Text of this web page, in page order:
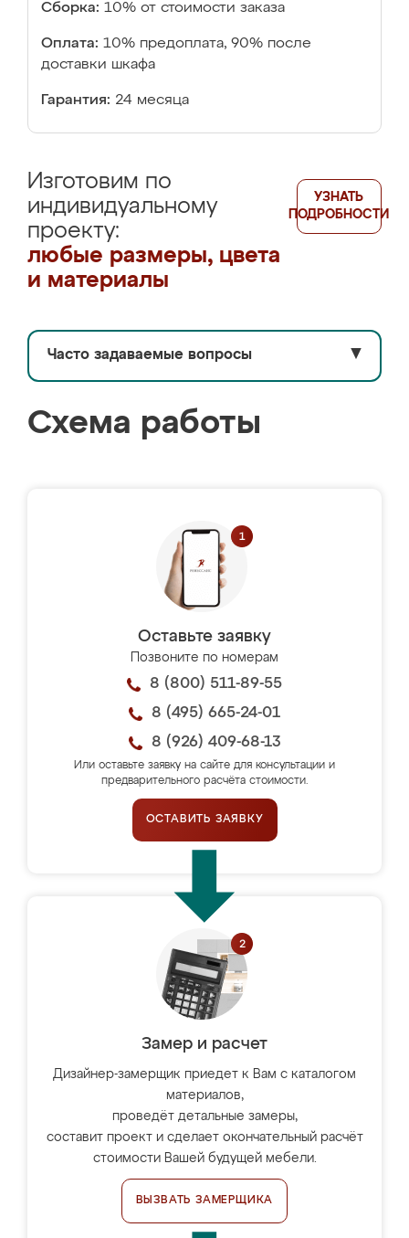
Сборка: 10% от стоимости заказа
Оплата: 10% предоплата, 90% после
доставки шкафа
Гарантия: 24 месяца
Изготовим по
индивидуальному
проекту:
любые размеры, цвета
и материалы
УЗНАТЬ
ПОДРОБНОСТИ
Часто задаваемые вопросы ▼
Схема работы
Оставьте заявку
Позвоните по номерам
8 (800) 511-89-55
8 (495) 665-24-01
8 (926) 409-68-13
Или оставьте заявку на сайте для консультации и
предварительного расчёта стоимости.
ОСТАВИТЬ ЗАЯВКУ
Замер и расчет
Дизайнер-замерщик приедет к Вам с каталогом
материалов,
проведёт детальные замеры,
составит проект и сделает окончательный расчёт
стоимости Вашей будущей мебели.
ВЫЗВАТЬ ЗАМЕРЩИКА